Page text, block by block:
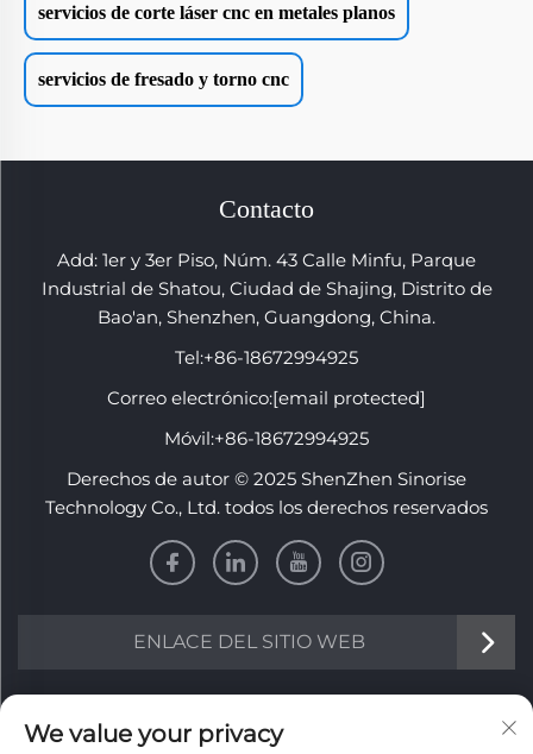
servicios de corte láser cnc en metales planos
servicios de fresado y torno cnc
Contacto
Add: 1er y 3er Piso, Núm. 43 Calle Minfu, Parque
Industrial de Shatou, Ciudad de Shajing, Distrito de
Bao'an, Shenzhen, Guangdong, China.
Tel:+86-18672994925
Correo electrónico:[email protected]
Móvil:+86-18672994925
Derechos de autor © 2025 ShenZhen Sinorise
Technology Co., Ltd. todos los derechos reservados
ENLACE DEL SITIO WEB
INFORMACIÓN
We value your privacy